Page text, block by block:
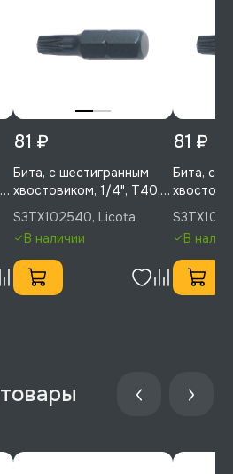
81 ₽
Бита, с шестигранным
хвостовиком, 1/4", T40,
25 мм, усиленная, 1 шт,
Licota, S3TX102540
S3TX102540, Licota
В наличии
81 ₽
Бита, с
25 мм,
Licota,
В